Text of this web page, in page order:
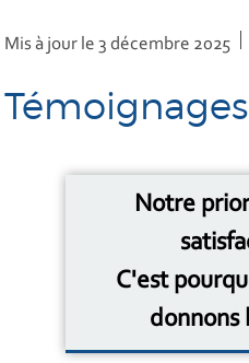
Mis à jour le 3 décembre 2025
Témoignages
Notre
C'est
donnons